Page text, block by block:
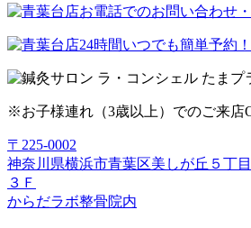
※お子様連れ（3歳以上）でのご来店
〒225-0002
神奈川県横浜市青葉区美しが丘５丁
３Ｆ
からだラボ整骨院内